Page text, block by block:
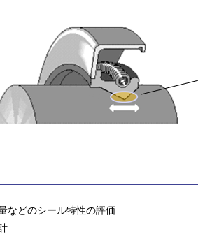
などのシール特性の評価